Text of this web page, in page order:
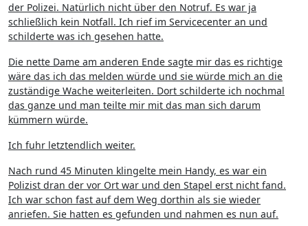
der Polizei. Natürlich nicht über den Notruf. Es war ja
schließlich kein Notfall. Ich rief im Servicecenter an und
schilderte was ich gesehen hatte.
Die nette Dame am anderen Ende sagte mir das es richtige
wäre das ich das melden würde und sie würde mich an die
zuständige Wache weiterleiten. Dort schilderte ich nochmal
das ganze und man teilte mir mit das man sich darum
kümmern würde.
Ich fuhr letztendlich weiter.
Nach rund 45 Minuten klingelte mein Handy, es war ein
Polizist dran der vor Ort war und den Stapel erst nicht fand.
Ich war schon fast auf dem Weg dorthin als sie wieder
anriefen. Sie hatten es gefunden und nahmen es nun auf.